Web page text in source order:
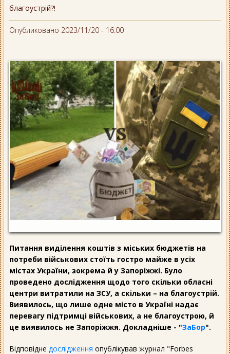
благоустрій?!
Опубликовано 2023/11/20 - 16:00
Питання виділення коштів з міських бюджетів на
потреби військових стоїть гостро майже в усіх
містах України, зокрема й у Запоріжжі. Було
проведено дослідження щодо того скільки обласні
центри витратили на ЗСУ, а скільки – на благоустрій.
Виявилось, що лише одне місто в Україні надає
перевагу підтримці військових, а не благоустрою, й
це виявилось не Запоріжжя. Докладніше - "ЗаБор".
Відповідне дослідження опублікував журнал "Forbes